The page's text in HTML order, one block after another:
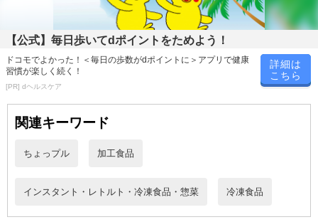
休業日
■その他共通および商品カテゴリー別注意事項（※必ずご確認くだ
さい）
こちらの情報は
【公式】毎日歩いてdポイントをためよう！
ドコモでよかった！＜毎日の歩数がdポイントに＞アプリで健康
習慣が楽しく続く！
[PR] dヘルスケア
詳細は
こちら
関連キーワード
ちょっプル 加工食品
インスタント・レトルト・冷凍食品・惣菜 冷凍食品